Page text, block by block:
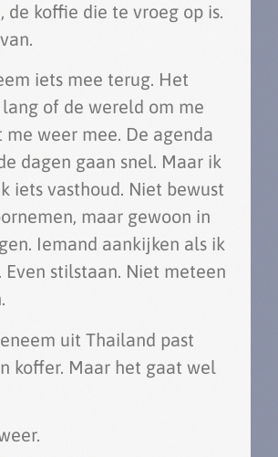
de koffie die te vroeg op is.
iets mee terug. Het
of de wereld om me
me weer mee. De agenda
dagen gaan snel. Maar ik
iets vasthoud. Niet bewust
maar gewoon in
Iemand aankijken als ik
Even stilstaan. Niet meteen
uit Thailand past
koffer. Maar het gaat wel